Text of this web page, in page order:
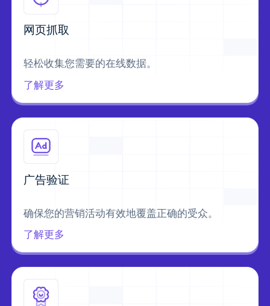
网页抓取
轻松收集您需要的在线数据。
了解更多
广告验证
确保您的营销活动有效地覆盖正确的受众。
了解更多